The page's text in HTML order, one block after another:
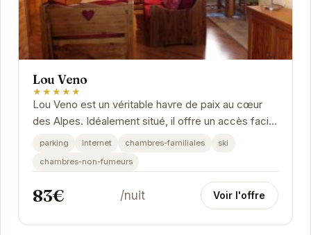
Lou Veno
★★★★★
Lou Veno est un véritable havre de paix au cœur
des Alpes. Idéalement situé, il offre un accès facile
aux pistes de ski et aux nombreuses...
parking internet chambres-familiales
ski
chambres-non-fumeurs
83€ /nuit Voir l'offre